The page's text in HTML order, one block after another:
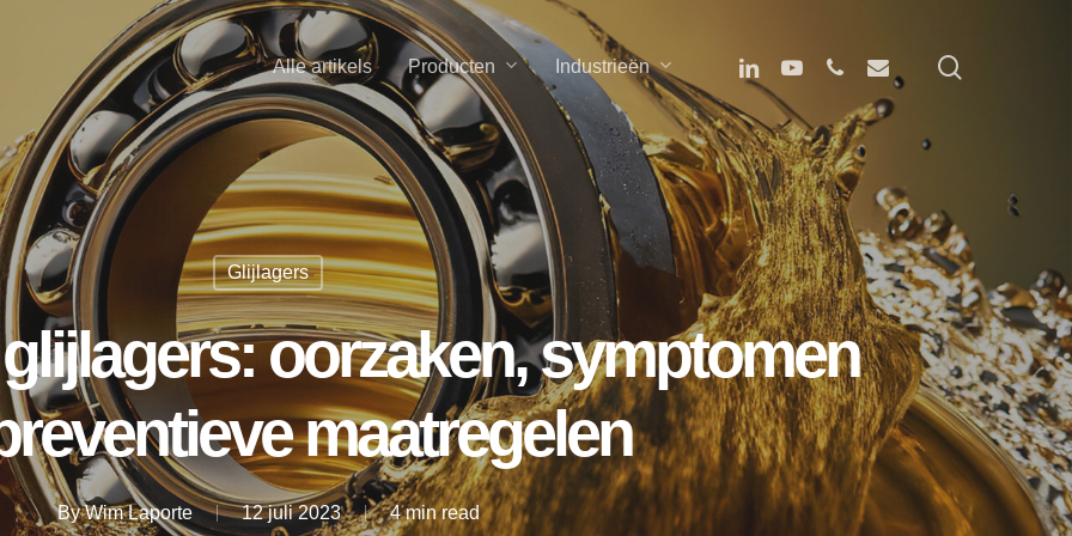
Alle artikels Producten Industrieën linkedinyoutubephone email
Glijlagers
oorzaken, symptomen
maatregelen
By Wim Laporte 12 juli 2023 4 min read